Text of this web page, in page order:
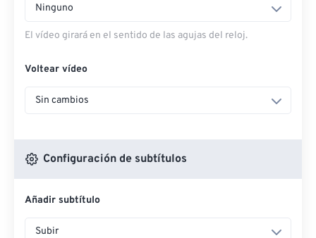
Ninguno
El vídeo girará en el sentido de las agujas del reloj.
Voltear vídeo
Sin cambios
Configuración de subtítulos
Añadir subtítulo
Subir